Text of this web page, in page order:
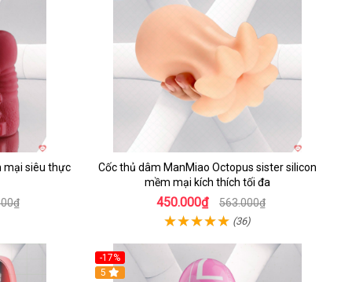
mại siêu thực
Cốc thủ dâm ManMiao Octopus sister silicon
mềm mại kích thích tối đa
450.000₫ 563.000₫
(36)
-17%
5